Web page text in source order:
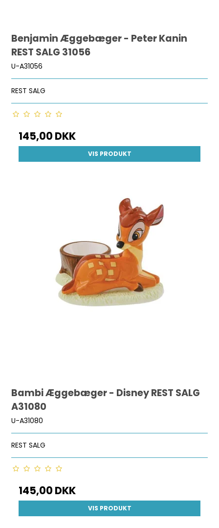
Benjamin Æggebæger - Peter Kanin
REST SALG 31056
U-A31056
REST SALG
145,00 DKK
VIS PRODUKT
Bambi Æggebæger - Disney REST SALG
A31080
U-A31080
REST SALG
145,00 DKK
VIS PRODUKT